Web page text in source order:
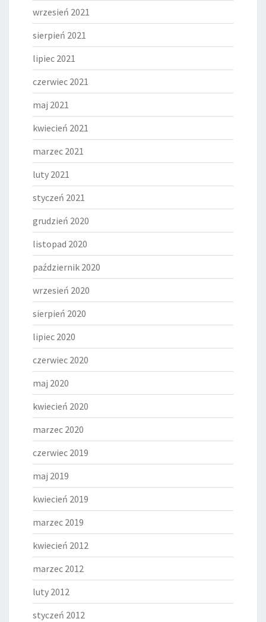
wrzesień 2021
sierpień 2021
lipiec 2021
czerwiec 2021
maj 2021
kwiecień 2021
marzec 2021
luty 2021
styczeń 2021
grudzień 2020
listopad 2020
październik 2020
wrzesień 2020
sierpień 2020
lipiec 2020
czerwiec 2020
maj 2020
kwiecień 2020
marzec 2020
czerwiec 2019
maj 2019
kwiecień 2019
marzec 2019
kwiecień 2012
marzec 2012
luty 2012
styczeń 2012